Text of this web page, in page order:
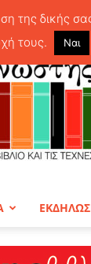
της δικής
τους.
Ναι